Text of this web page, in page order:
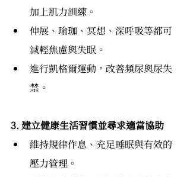
加上肌力訓練。
伸展、瑜珈、冥想、深呼吸等都可
減輕焦慮與失眠。
進行凱格爾運動，改善頻尿與尿失
禁。
3. 建立健康生活習慣並尋求適當協助
維持規律作息、充足睡眠與有效的
壓力管理。